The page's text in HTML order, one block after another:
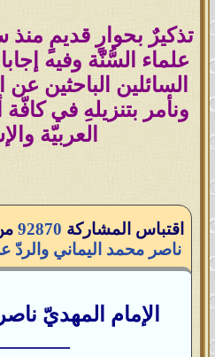
تذكيرٌ بحوارٍ قديمٍ منذ
علماء السُّنّة وفيه
السائلين الباحثين
ونأمر بتنزيلهِ في
العربيّة
اقتباس المشاركة 92870
ناصر محمد اليماني والردّ
الإمام المهديّ